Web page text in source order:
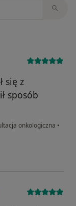
się z
sposób
onkologiczna •